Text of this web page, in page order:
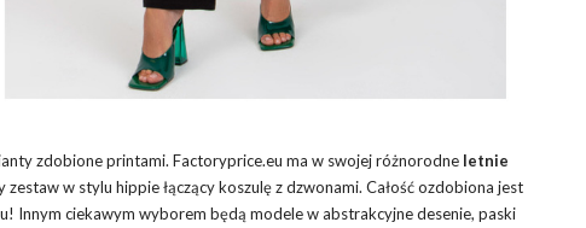
zdobione printami. Factoryprice.eu ma w swojej różnorodne letnie
w stylu hippie łączący koszulę z dzwonami. Całość ozdobiona jest
Innym ciekawym wyborem będą modele w abstrakcyjne desenie, paski